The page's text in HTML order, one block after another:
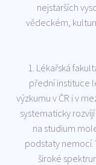
nejstarších
vědeckém,
1. Lékařská
přední instituce
výzkumu v ČR i v
systematicky
na studium
podstaty
široké